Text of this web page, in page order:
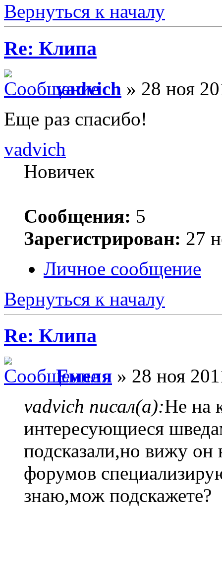
Вернуться к началу
Re: Клипа
vadvich » 28 ноя
Еще раз спасибо!
vadvich
Новичек
Сообщения: 5
Зарегистрирован: 27
Личное сообщение
Вернуться к началу
Re: Клипа
Емеля » 28 ноя
vadvich писал(а):Не на
интересующиеся
подсказали,но вижу он
форумов
знаю,мож подскажете?